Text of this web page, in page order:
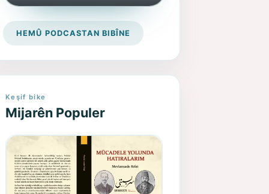
HEMÛ PODCASTAN BIBÎNE
Keşif bike
Mijarên Populer